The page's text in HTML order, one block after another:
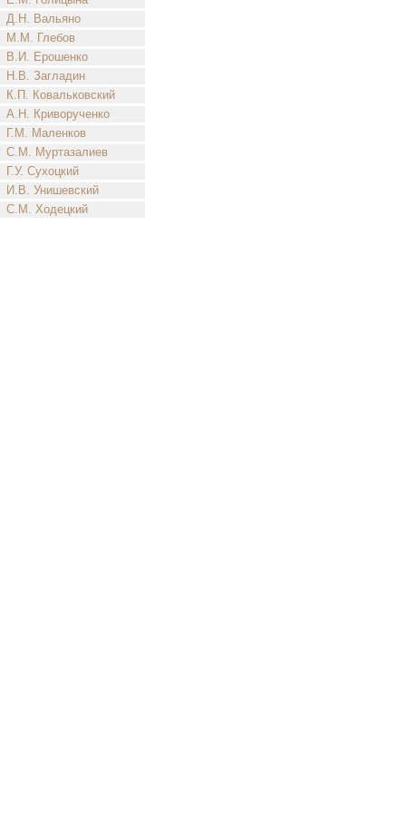
Д.Н. Вальяно
М.М. Глебов
В.И. Ерошенко
Н.В. Загладин
К.П. Ковальковский
А.Н. Криворученко
Г.М. Маленков
С.М. Муртазалиев
Г.У. Сухоцкий
И.В. Унишевский
С.М. Ходецкий